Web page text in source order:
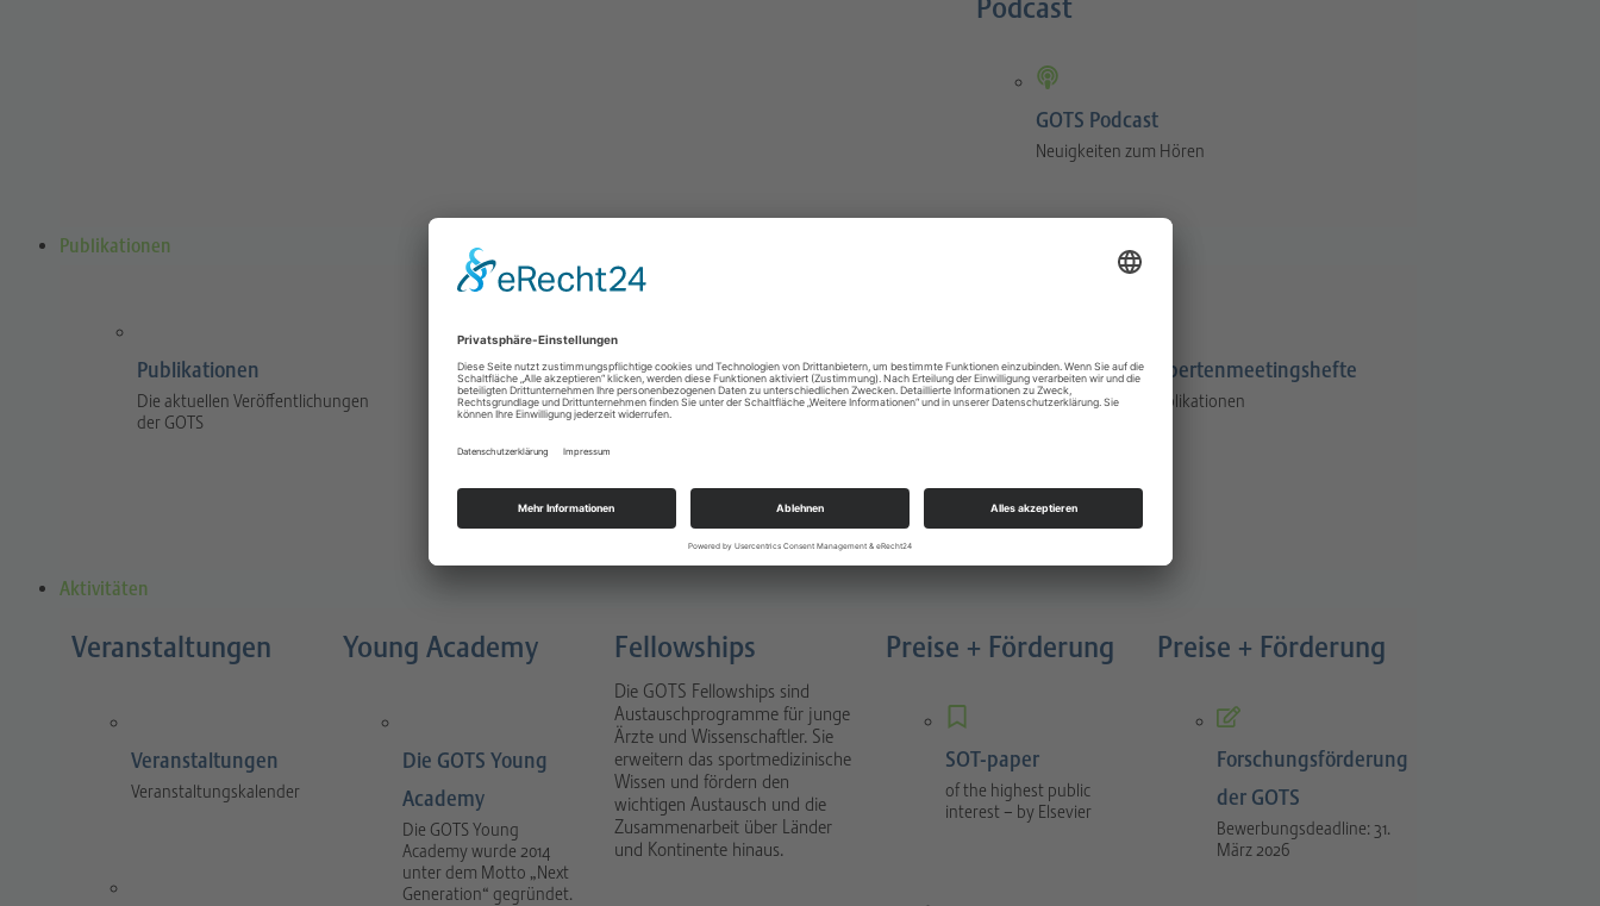
Podcast
GOTS Podcast
Neuigkeiten zum Hören
Publikationen
Publikationen
Die aktuellen Veröffentlichungen
der GOTS
Sports Orthopaedics and
Traumatology
and practical sport orthopaedics
GOTS-Manual
Sportverletzungen
Expertenmeetingshefte
Publikationen
Aktivitäten
Veranstaltungen
Veranstaltungen
Veranstaltungskalender
Young Academy
Die GOTS Young
Academy
Die GOTS Young
Academy wurde 2014
unter dem Motto „Next
Generation“ gegründet.
Fellowships
Die GOTS Fellowships sind
Austauschprogramme für junge
Ärzte und Wissenschaftler. Sie
erweitern das sportmedizinische
Wissen und fördern den
wichtigen Austausch und die
Zusammenarbeit über Länder
und Kontinente hinaus.
Preise + Förderung
SOT-paper
of the highest public
interest – by Elsevier
Preise + Förderung
Forschungsförderung
der GOTS
Bewerbungsdeadline: 31.
März 2026